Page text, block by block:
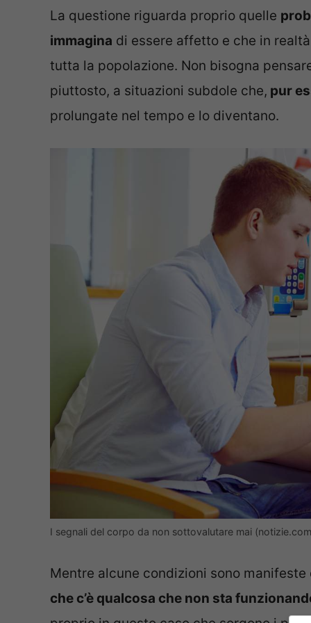
La questione riguarda proprio quelle
immagina di essere affetto e che in
tutta la popolazione. Non bisogna
piuttosto, a situazioni subdole che, pur
prolungate nel tempo e lo diventano.
I segnali del corpo da non sottovalutare mai
Mentre alcune condizioni sono manifeste
che c’è qualcosa che non sta